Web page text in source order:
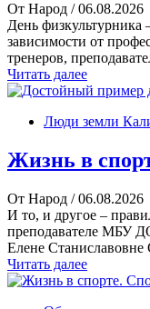
От Народ / 06.08.2026
День физкультурника
зависимости от
тренеров,
Читать далее
Люди земли
Жизнь в
От Народ / 06.08.2026
И то, и другое –
преподавателе МБУ
Елене
Читать далее